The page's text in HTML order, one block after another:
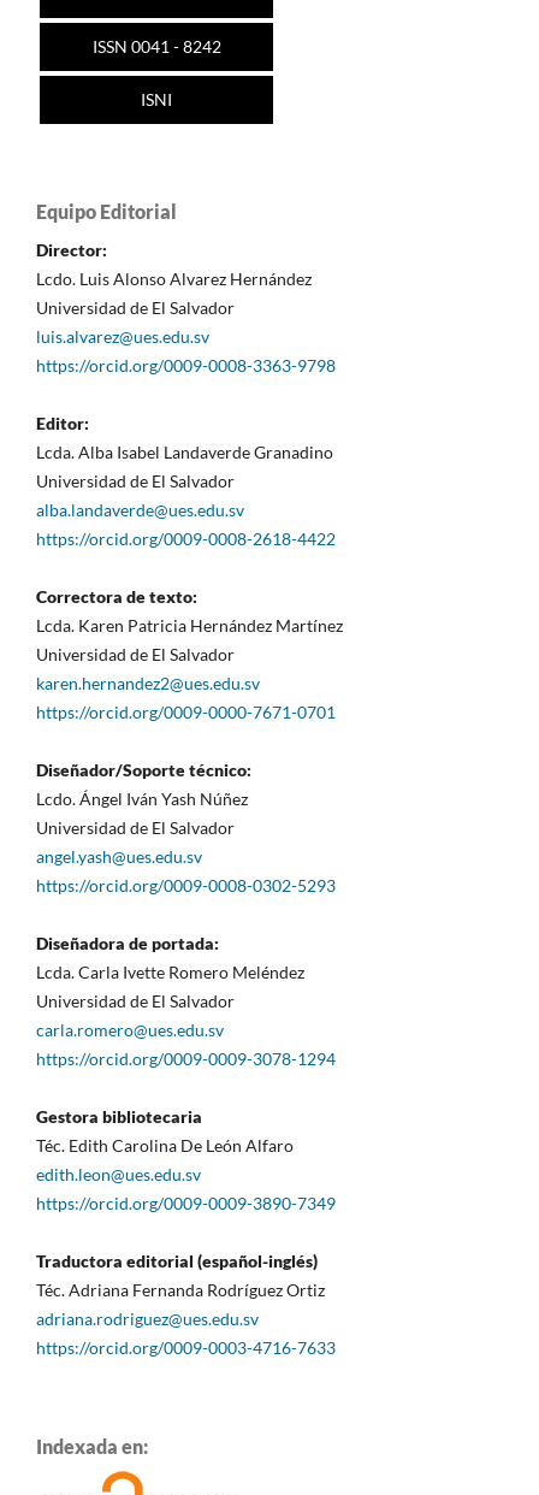
ISSN 0041 - 8242
ISNI
Equipo Editorial
Director:
Lcdo. Luis Alonso Alvarez Hernández
Universidad de El Salvador
luis.alvarez@ues.edu.sv
https://orcid.org/0009-0008-3363-9798
Editor:
Lcda. Alba Isabel Landaverde Granadino
Universidad de El Salvador
alba.landaverde@ues.edu.sv
https://orcid.org/0009-0008-2618-4422
Correctora de texto:
Lcda. Karen Patricia Hernández Martínez
Universidad de El Salvador
karen.hernandez2@ues.edu.sv
https://orcid.org/0009-0000-7671-0701
Diseñador/Soporte técnico:
Lcdo. Ángel Iván Yash Núñez
Universidad de El Salvador
angel.yash@ues.edu.sv
https://orcid.org/0009-0008-0302-5293
Diseñadora de portada:
Lcda. Carla Ivette Romero Meléndez
Universidad de El Salvador
carla.romero@ues.edu.sv
https://orcid.org/0009-0009-3078-1294
Gestora bibliotecaria
Téc. Edith Carolina De León Alfaro
edith.leon@ues.edu.sv
https://orcid.org/0009-0009-3890-7349
Traductora editorial (español-inglés)
Téc. Adriana Fernanda Rodríguez Ortiz
adriana.rodriguez@ues.edu.sv
https://orcid.org/0009-0003-4716-7633
Indexada en: